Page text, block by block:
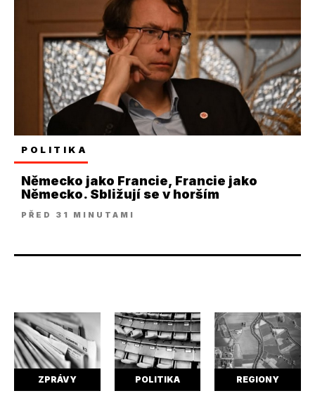
POLITIKA
Německo jako Francie, Francie jako
Německo. Sbližují se v horším
PŘED 31 MINUTAMI
ZPRÁVY POLITIKA REGIONY